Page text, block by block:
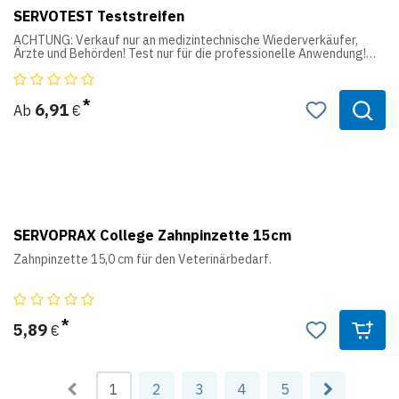
SERVOTEST Teststreifen
ACHTUNG: Verkauf nur an medizintechnische Wiederverkäufer,
Ärzte und Behörden! Test nur für die professionelle Anwendung!
mit langem Verfallsdatum und klarer Ableseskala.
Der ideale Praxis-Sofort Test, als Sprechstundenbedarf
abrechenbar.
Ab 6,91 €
SERVOPRAX College Zahnpinzette 15cm
Zahnpinzette 15,0 cm für den Veterinärbedarf.
5,89 €
1 2 3 4 5